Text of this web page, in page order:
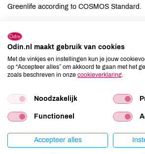
Greenlife according to COSMOS Standard.
Allergenen
Aardnoten
onbekend
Ei
onbekend
Gluten
onbekend
Lupine
onbekend
Mosterd
onbekend
Noten
onbekend
Schaaldieren
onbekend
Odin.nl maakt gebruik van cookies
Met de vinkjes en instellingen kun je jouw
op “Accepteer alles” om akkoord te gaan met het
zoals beschreven in onze cookieverklaring
Noodzakelijk
Functioneel
Accepteer alles